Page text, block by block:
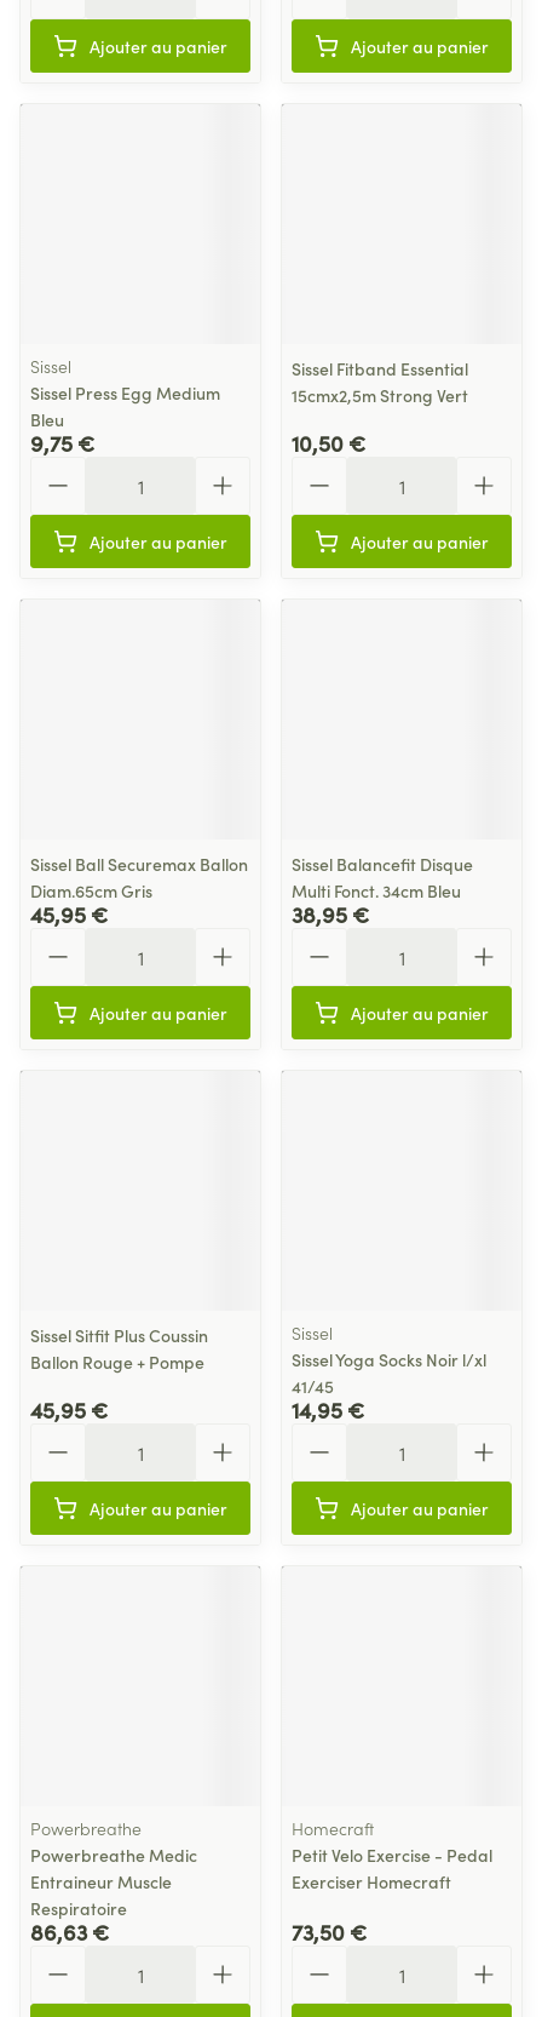
Ajouter au panier Ajouter au panier
Sissel
Sissel Press Egg Medium
Bleu
9,75 €
Ajouter au panier
Sissel Fitband Essential
15cmx2,5m Strong Vert
10,50 €
Ajouter au panier
Sissel Ball Securemax Ballon
Diam.65cm Gris
45,95 €
Ajouter au panier
Sissel Balancefit Disque
Multi Fonct. 34cm Bleu
38,95 €
Ajouter au panier
Sissel Sitfit Plus Coussin
Ballon Rouge + Pompe
45,95 €
Ajouter au panier
Sissel
Sissel Yoga Socks Noir l/xl
41/45
14,95 €
Ajouter au panier
Powerbreathe
Powerbreathe Medic
Entraineur Muscle
Respiratoire
86,63 €
Homecraft
Petit Velo Exercise - Pedal
Exerciser Homecraft
73,50 €